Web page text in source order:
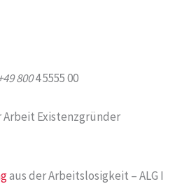
8004 5555 00
Existenzgründer
aus der Arbeitslosigkeit – ALG I